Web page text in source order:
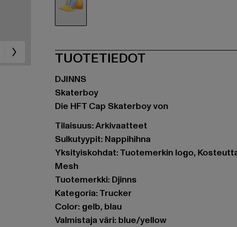
TUOTETIEDOT
DJINNS
Skaterboy
Die HFT Cap Skaterboy von
Tilaisuus: Arkivaatteet
Sulkutyypit: Nappihihna
Yksityiskohdat: Tuotemerkin logo,
Mesh
Tuotemerkki: Djinns
Kategoria: Trucker
Color: gelb, blau
Valmistaja väri: blue/yellow